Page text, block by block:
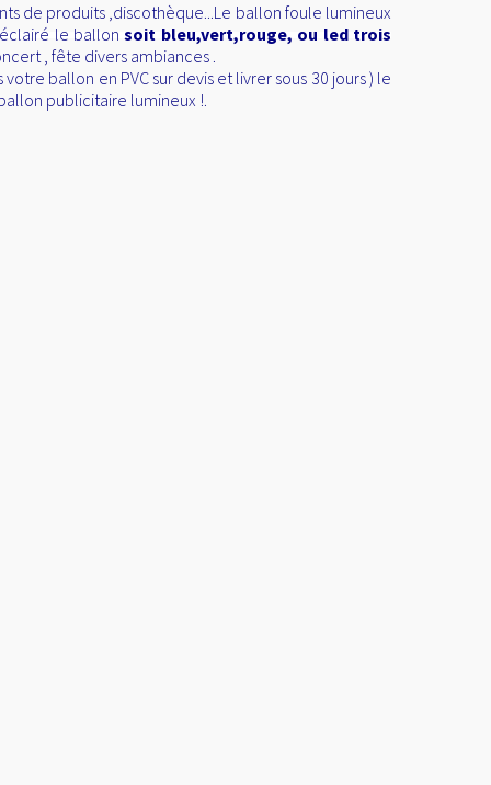
de produits ,discothèque...Le ballon foule lumineux
le ballonsoit bleu,vert,rouge, ou led trois
, fête divers ambiances .
ballon en PVC sur devis et livrer sous 30 jours ) le
publicitaire lumineux !.